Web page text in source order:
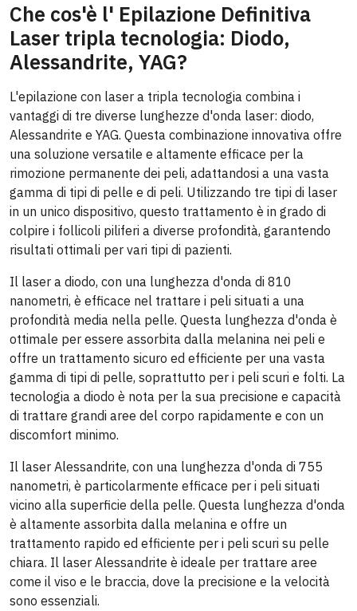
Che cos'è l' Epilazione Definitiva
Laser tripla tecnologia: Diodo,
Alessandrite, YAG?
L'epilazione con laser a tripla tecnologia combina i
vantaggi di tre diverse lunghezze d'onda laser: diodo,
Alessandrite e YAG. Questa combinazione innovativa offre
una soluzione versatile e altamente efficace per la
rimozione permanente dei peli, adattandosi a una vasta
gamma di tipi di pelle e di peli. Utilizzando tre tipi di laser
in un unico dispositivo, questo trattamento è in grado di
colpire i follicoli piliferi a diverse profondità, garantendo
risultati ottimali per vari tipi di pazienti.
Il laser a diodo, con una lunghezza d'onda di 810
nanometri, è efficace nel trattare i peli situati a una
profondità media nella pelle. Questa lunghezza d'onda è
ottimale per essere assorbita dalla melanina nei peli e
offre un trattamento sicuro ed efficiente per una vasta
gamma di tipi di pelle, soprattutto per i peli scuri e folti. La
tecnologia a diodo è nota per la sua precisione e capacità
di trattare grandi aree del corpo rapidamente e con un
discomfort minimo.
Il laser Alessandrite, con una lunghezza d'onda di 755
nanometri, è particolarmente efficace per i peli situati
vicino alla superficie della pelle. Questa lunghezza d'onda
è altamente assorbita dalla melanina e offre un
trattamento rapido ed efficiente per i peli scuri su pelle
chiara. Il laser Alessandrite è ideale per trattare aree
come il viso e le braccia, dove la precisione e la velocità
sono essenziali.